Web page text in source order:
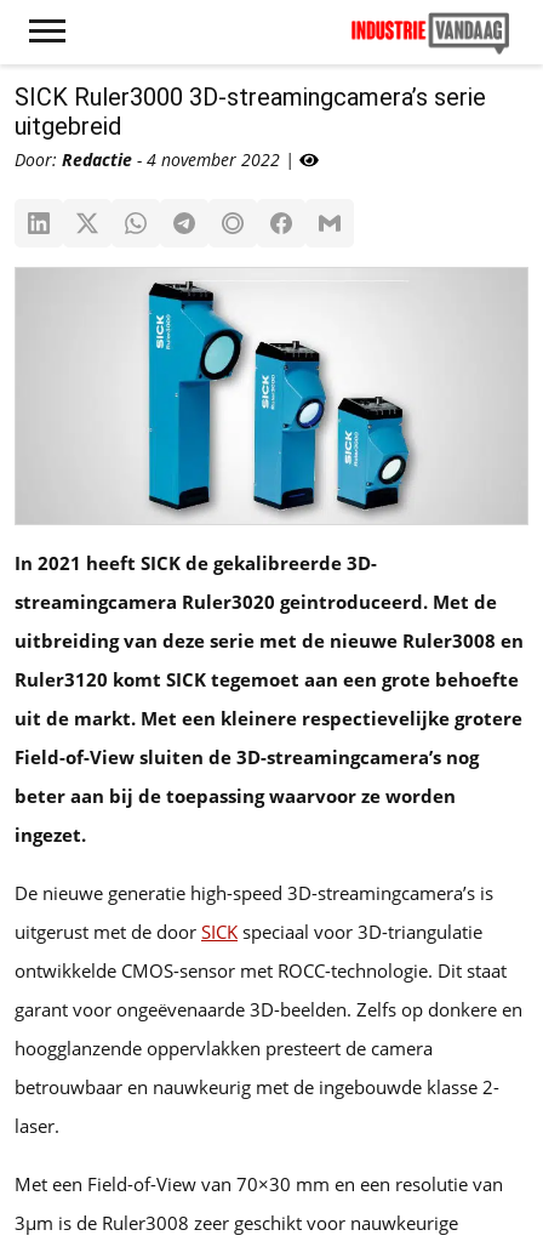
SICK Ruler3000 3D-streamingcamera’s serie
uitgebreid
Door: Redactie - 4 november 2022 |
In 2021 heeft SICK de gekalibreerde 3D-
streamingcamera Ruler3020 geintroduceerd. Met de
uitbreiding van deze serie met de nieuwe Ruler3008 en
Ruler3120 komt SICK tegemoet aan een grote behoefte
uit de markt. Met een kleinere respectievelijke grotere
Field-of-View sluiten de 3D-streamingcamera’s nog
beter aan bij de toepassing waarvoor ze worden
ingezet.
De nieuwe generatie high-speed 3D-streamingcamera’s is
uitgerust met de door SICK speciaal voor 3D-triangulatie
ontwikkelde CMOS-sensor met ROCC-technologie. Dit staat
garant voor ongeëvenaarde 3D-beelden. Zelfs op donkere en
hoogglanzende oppervlakken presteert de camera
betrouwbaar en nauwkeurig met de ingebouwde klasse 2-
laser.
Met een Field-of-View van 70×30 mm en een resolutie van
3µm is de Ruler3008 zeer geschikt voor nauwkeurige